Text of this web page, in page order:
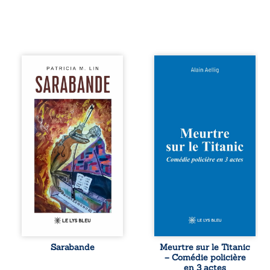
Aux chants
crépitants de l’été,
Sous le silence
ouaté de la neige
en hiver, Au cours
de nuits pâles,
Dans la clarté
bienveillante de la
lune, Rêves,
pensées, révoltes
et espoirs… Des
mots s’assemblent,
colorés, rebelles
aux règles de la
poésie, mais
chantant en
forment une
sarabande,
Sarabande
Et si le naufrage
en 1912, un
meurtre est
commis. Le drame
disparaît avec le
tard, la
l’épave fait
resurgir un secret
que l’on croyait
Meurtre sur le Titanic
– Comédie policière
en 3 actes